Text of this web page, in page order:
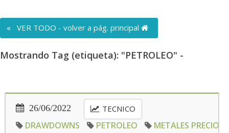
« VER TODO - volver a pág. principal
Mostrando Tag (etiqueta): "PETROLEO" -
26/06/2022 TECNICO
DRAWDOWNS PETROLEO METALES